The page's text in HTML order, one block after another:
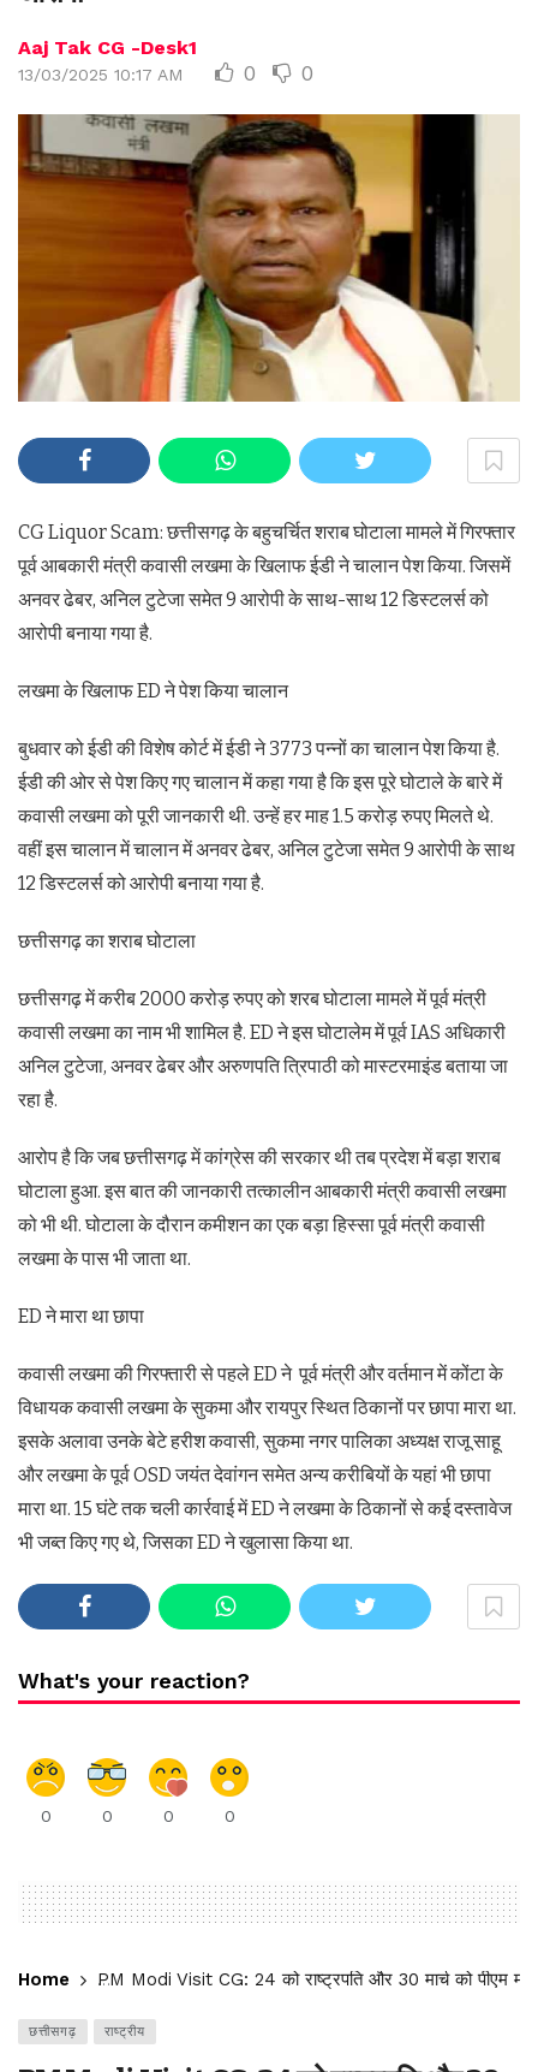
Aaj Tak CG -Desk1
13/03/2025 10:17 AM 0 0
CG Liquor Scam: छत्तीसगढ़ के बहुचर्चित शराब घोटाला मामले में गिरफ्तार
पूर्व आबकारी मंत्री कवासी लखमा के खिलाफ ईडी ने चालान पेश किया. जिसमें
अनवर ढेबर, अनिल टुटेजा समेत 9 आरोपी के साथ-साथ 12 डिस्टलर्स को
आरोपी बनाया गया है.
लखमा के खिलाफ ED ने पेश किया चालान
बुधवार को ईडी की विशेष कोर्ट में ईडी ने 3773 पन्नों का चालान पेश किया है.
ईडी की ओर से पेश किए गए चालान में कहा गया है कि इस पूरे घोटाले के बारे में
कवासी लखमा को पूरी जानकारी थी. उन्हें हर माह 1.5 करोड़ रुपए मिलते थे.
वहीं इस चालान में चालान में अनवर ढेबर, अनिल टुटेजा समेत 9 आरोपी के साथ
12 डिस्टलर्स को आरोपी बनाया गया है.
छत्तीसगढ़ का शराब घोटाला
छत्तीसगढ़ में करीब 2000 करोड़ रुपए काे शरब घोटाला मामले में पूर्व मंत्री
कवासी लखमा का नाम भी शामिल है. ED ने इस घोटालेम में पूर्व IAS अधिकारी
अनिल टुटेजा, अनवर ढेबर और अरुणपति त्रिपाठी को मास्टरमाइंड बताया जा
रहा है.
आरोप है कि जब छत्तीसगढ़ में कांग्रेस की सरकार थी तब प्रदेश में बड़ा शराब
घोटाला हुआ. इस बात की जानकारी तत्कालीन आबकारी मंत्री कवासी लखमा
को भी थी. घोटाला के दौरान कमीशन का एक बड़ा हिस्सा पूर्व मंत्री कवासी
लखमा के पास भी जाता था.
ED ने मारा था छापा
कवासी लखमा की गिरफ्तारी से पहले ED ने पूर्व मंत्री और वर्तमान में कोंटा के
विधायक कवासी लखमा के सुकमा और रायपुर स्थित ठिकानों पर छापा मारा था.
इसके अलावा उनके बेटे हरीश कवासी, सुकमा नगर पालिका अध्यक्ष राजू साहू
और लखमा के पूर्व OSD जयंत देवांगन समेत अन्य करीबियों के यहां भी छापा
मारा था. 15 घंटे तक चली कार्रवाई में ED ने लखमा के ठिकानों से कई दस्तावेज
भी जब्त किए गए थे, जिसका ED ने खुलासा किया था.
What's your reaction?
0 0 0 0
Home PM Modi Visit CG: 24 को राष्‍ट्रपति और 30 मार्च को पीएम
छत्तीसगढ़ राष्ट्रीय